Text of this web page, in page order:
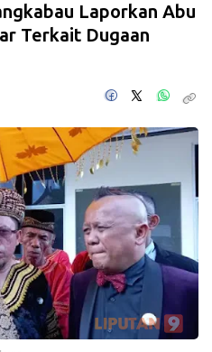
Laporkan Abu
Terkait Dugaan